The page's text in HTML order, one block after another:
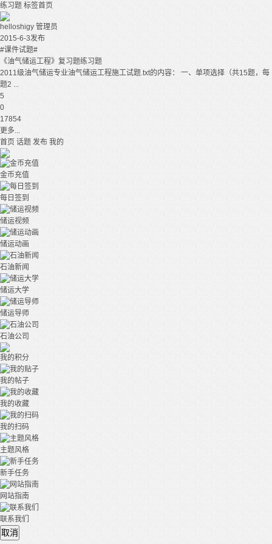
练习题 标签首页
helloshigy 管理员
2015-6-3发布
#课件试题#
《油气储运工程》复习题练习题
2011级油气储运专业油气储运工程施工试题.txt的内容： 一、单项选择（共15题，每
题2 ...
5
0
17854
更多...
首页 话题 发布 我的
金币充值
每日签到
储运视频
储运动画
石油新闻
储运大学
储运导师
石油公司
我的积分
我的帖子
我的收藏
我的扫码
主题风格
新手任务
网站指南
联系我们
取消